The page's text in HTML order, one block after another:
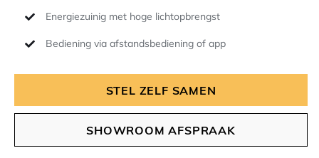
Energiezuinig met hoge lichtopbrengst
Bediening via afstandsbediening of app
STEL ZELF SAMEN
SHOWROOM AFSPRAAK